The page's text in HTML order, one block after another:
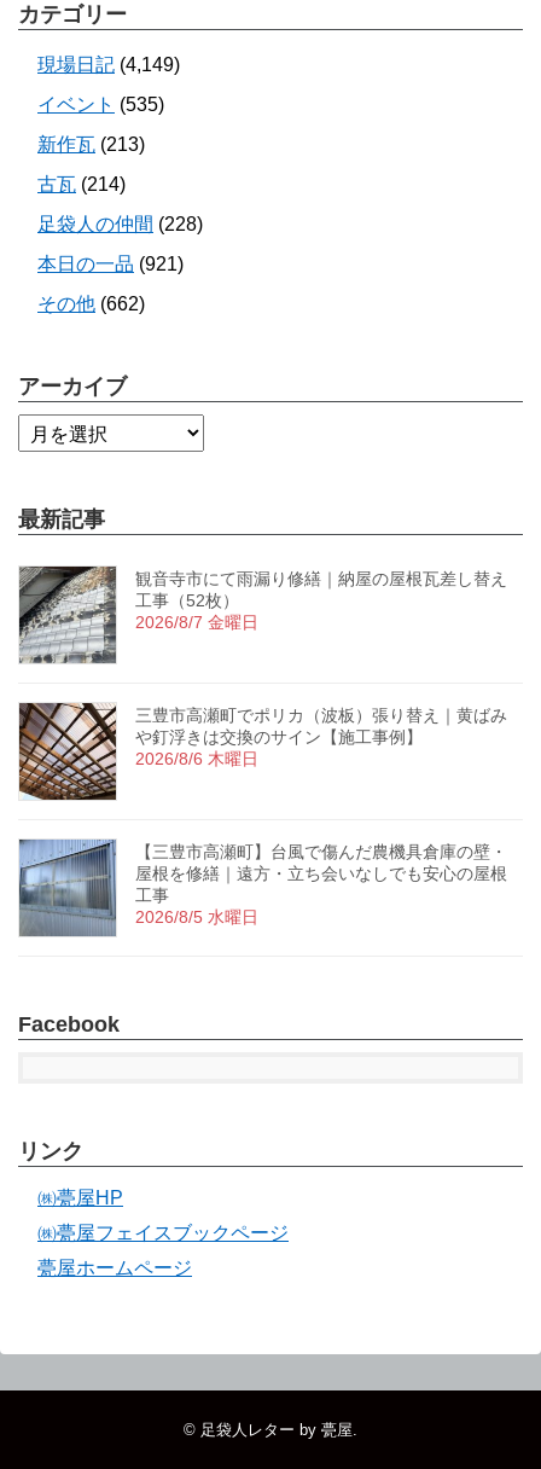
カテゴリー
現場日記 (4,149)
イベント (535)
新作瓦 (213)
古瓦 (214)
足袋人の仲間 (228)
本日の一品 (921)
その他 (662)
アーカイブ
最新記事
観音寺市にて雨漏り修繕｜納屋の屋根瓦差し替え
工事（52枚）
2026/8/7 金曜日
三豊市高瀬町でポリカ（波板）張り替え｜黄ばみ
や釘浮きは交換のサイン【施工事例】
2026/8/6 木曜日
【三豊市高瀬町】台風で傷んだ農機具倉庫の壁・
屋根を修繕｜遠方・立ち会いなしでも安心の屋根
工事
2026/8/5 水曜日
Facebook
リンク
㈱甍屋HP
㈱甍屋フェイスブックページ
甍屋ホームページ
© 足袋人レター by 甍屋